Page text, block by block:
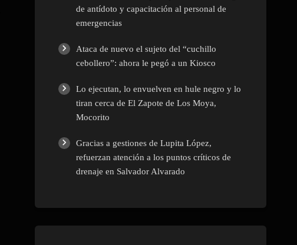
de antídoto y capacitación al personal de
emergencias
Ataca de nuevo el sujeto del “cuchillo
cebollero”: ahora le pegó a un Kiosco
Lo ejecutan, lo envuelven en hule negro y lo
tiran cerca de El Zapote de Los Moya,
Mocorito
Gracias a gestiones de Lupita López,
refuerzan atención a los puntos críticos de
drenaje en Salvador Alvarado